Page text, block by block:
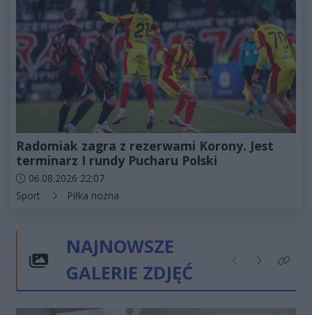
Radomiak zagra z rezerwami Korony. Jest
terminarz I rundy Pucharu Polski
Data dodania artykułu:
06.08.2026 22:07
Kategorie artykułu:
Sport Piłka nożna
NAJNOWSZE
GALERIE ZDJĘĆ
Poprzednie
NastępneKliknij